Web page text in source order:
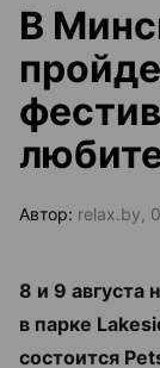
В
Автор: relax.by,
8 и 9 августа
в парке
состоится